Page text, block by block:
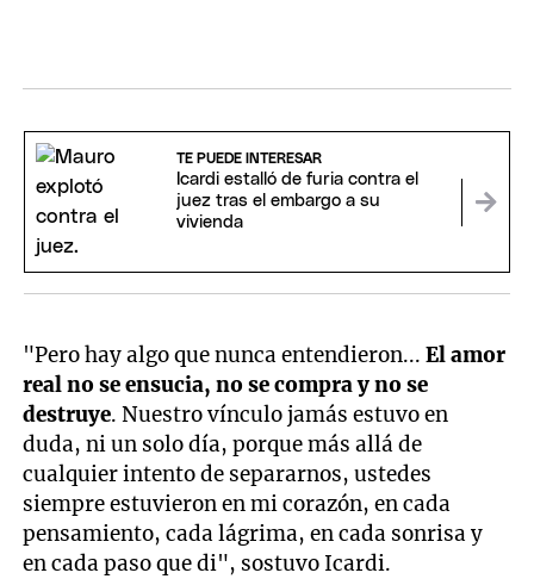
TE PUEDE INTERESAR
Icardi estalló de furia contra el
juez tras el embargo a su
vivienda
"Pero hay algo que nunca entendieron... El amor
real no se ensucia, no se compra y no se
destruye. Nuestro vínculo jamás estuvo en
duda, ni un solo día, porque más allá de
cualquier intento de separarnos, ustedes
siempre estuvieron en mi corazón, en cada
pensamiento, cada lágrima, en cada sonrisa y
en cada paso que di", sostuvo Icardi.